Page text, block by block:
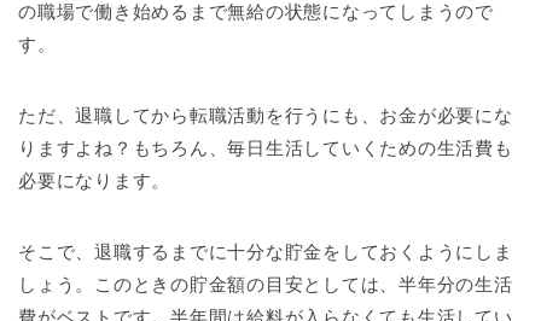
の職場で働き始めるまで無給の状態になってしまうので
す。
ただ、退職してから転職活動を行うにも、お金が必要にな
りますよね？もちろん、毎日生活していくための生活費も
必要になります。
そこで、退職するまでに十分な貯金をしておくようにしま
しょう。このときの貯金額の目安としては、半年分の生活